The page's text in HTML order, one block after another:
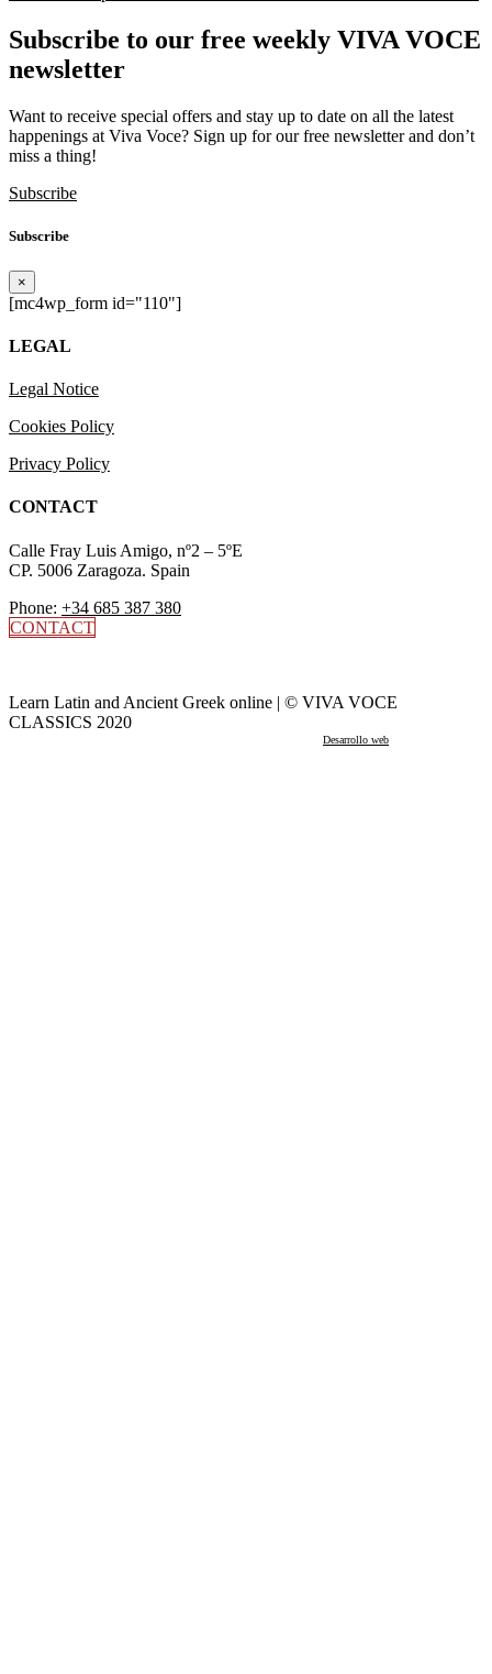
Subscribe to our free weekly VIVA VOCE
newsletter
Want to receive special offers and stay up to date on all the latest
happenings at Viva Voce? Sign up for our free newsletter and don’t
miss a thing!
Subscribe
Subscribe
×
[mc4wp_form id="110"]
LEGAL
Legal Notice
Cookies Policy
Privacy Policy
CONTACT
Calle Fray Luis Amigo, nº2 – 5ºE
CP. 5006 Zaragoza. Spain
Phone: +34 685 387 380
CONTACT
Learn Latin and Ancient Greek online | © VIVA VOCE
CLASSICS 2020
Desarrollo web